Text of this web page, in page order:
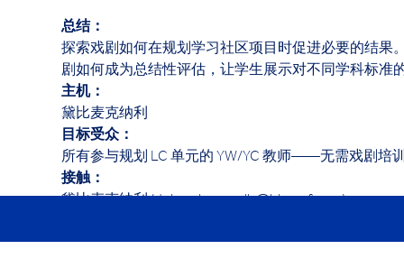
总结：
探索戏剧如何在规划学习社区项目时促进必要的结果
剧如何成为总结性评估，让学生展示对不同学科标准
主机：
黛比麦克纳利
目标受众：
所有参与规划 LC 单元的 YW/YC 教师——无需戏剧培
接触：